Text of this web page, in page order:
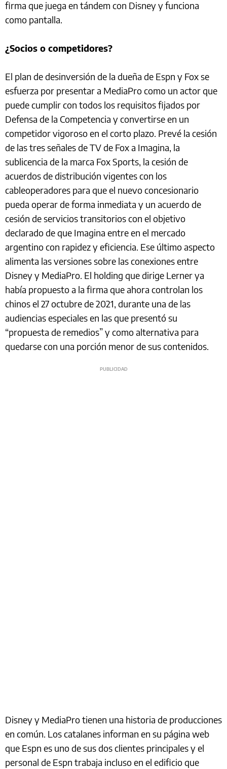
firma que juega en tándem con Disney y funciona
como pantalla.
¿Socios o competidores?
El plan de desinversión de la dueña de Espn y Fox se
esfuerza por presentar a MediaPro como un actor que
puede cumplir con todos los requisitos fijados por
Defensa de la Competencia y convertirse en un
competidor vigoroso en el corto plazo. Prevé la cesión
de las tres señales de TV de Fox a Imagina, la
sublicencia de la marca Fox Sports, la cesión de
acuerdos de distribución vigentes con los
cableoperadores para que el nuevo concesionario
pueda operar de forma inmediata y un acuerdo de
cesión de servicios transitorios con el objetivo
declarado de que Imagina entre en el mercado
argentino con rapidez y eficiencia. Ese último aspecto
alimenta las versiones sobre las conexiones entre
Disney y MediaPro. El holding que dirige Lerner ya
había propuesto a la firma que ahora controlan los
chinos el 27 octubre de 2021, durante una de las
audiencias especiales en las que presentó su
“propuesta de remedios” y como alternativa para
quedarse con una porción menor de sus contenidos.
Disney y MediaPro tienen una historia de producciones
en común. Los catalanes informan en su página web
que Espn es uno de sus dos clientes principales y el
personal de Espn trabaja incluso en el edificio que